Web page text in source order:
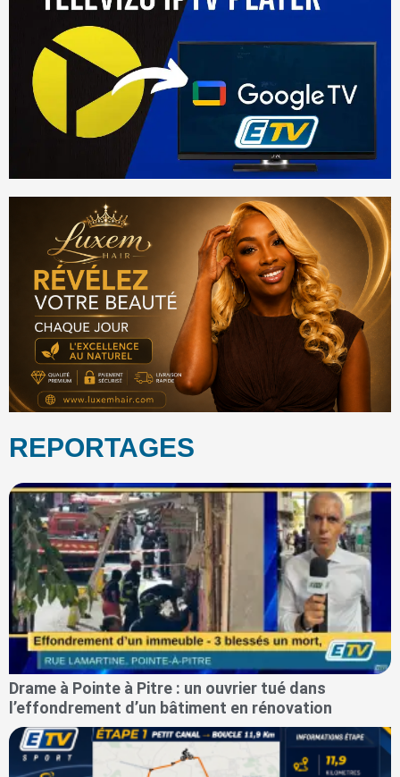
REPORTAGES
Drame à Pointe à Pitre : un ouvrier tué dans
l’effondrement d’un bâtiment en rénovation